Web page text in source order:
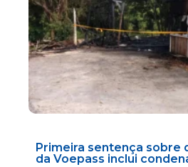
Primeira sentença sobre
da Voepass inclui